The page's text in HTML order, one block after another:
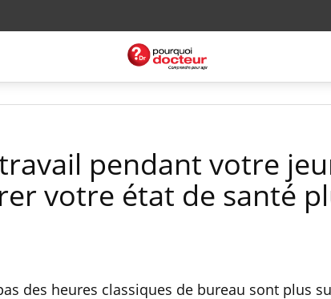
pendant votre
votre état de santé
des heures classiques de bureau sont plus